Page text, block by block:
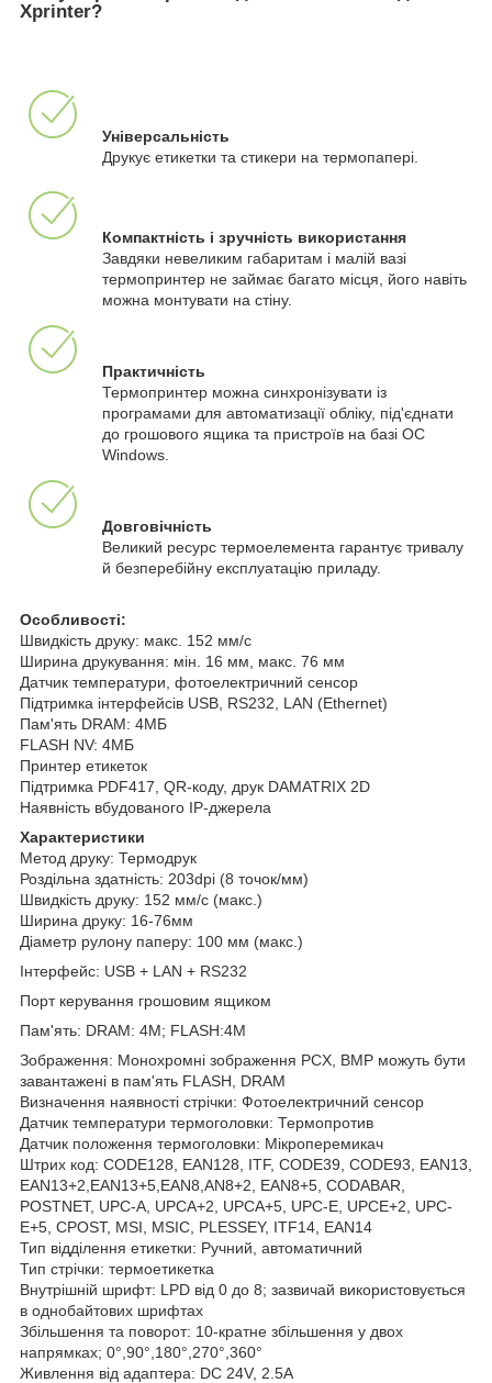
Xprinter?
Універсальність
Друкує етикетки та стикери на термопапері.
Компактність і зручність використання
Завдяки невеликим габаритам і малій вазі
термопринтер не займає багато місця, його навіть
можна монтувати на стіну.
Практичність
Термопринтер можна синхронізувати із
програмами для автоматизації обліку, під'єднати
до грошового ящика та пристроїв на базі ОС
Windows.
Довговічність
Великий ресурс термоелемента гарантує тривалу
й безперебійну експлуатацію приладу.
Особливості:
Швидкість друку: макс. 152 мм/с
Ширина друкування: мін. 16 мм, макс. 76 мм
Датчик температури, фотоелектричний сенсор
Підтримка інтерфейсів USB, RS232, LAN (Ethernet)
Пам'ять DRAM: 4МБ
FLASH NV: 4МБ
Принтер етикеток
Підтримка PDF417, QR-коду, друк DAMATRIX 2D
Наявність вбудованого IP-джерела
Характеристики
Метод друку: Термодрук
Роздільна здатність: 203dpi (8 точок/мм)
Швидкість друку: 152 мм/с (макс.)
Ширина друку: 16-76мм
Діаметр рулону паперу: 100 мм (макс.)
Інтерфейс: USB + LAN + RS232
Порт керування грошовим ящиком
Пам'ять: DRAM: 4M; FLASH:4M
Зображення: Монохромні зображення PCX, BMP можуть бути
завантажені в пам'ять FLASH, DRAM
Визначення наявності стрічки: Фотоелектричний сенсор
Датчик температури термоголовки: Термопротив
Датчик положення термоголовки: Мікроперемикач
Штрих код: CODE128, EAN128, ITF, CODE39, CODE93, EAN13,
EAN13+2,EAN13+5,EAN8,AN8+2, EAN8+5, CODABAR,
POSTNET, UPC-A, UPCA+2, UPCA+5, UPC-E, UPCE+2, UPC-
E+5, CPOST, MSI, MSIC, PLESSEY, ITF14, EAN14
Тип відділення етикетки: Ручний, автоматичний
Тип стрічки: термоетикетка
Внутрішній шрифт: LPD від 0 до 8; зазвичай використовується
в однобайтових шрифтах
Збільшення та поворот: 10-кратне збільшення у двох
напрямках; 0°,90°,180°,270°,360°
Живлення від адаптера: DC 24V, 2.5A